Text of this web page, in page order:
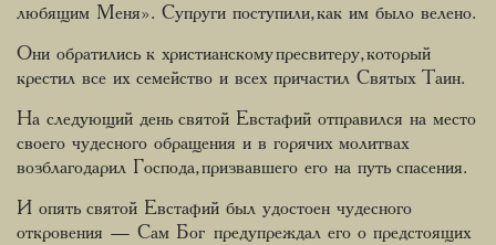
любящим Меня». Супруги поступили, как им было велено.
Они обратились к христианскому пресвитеру, который
крестил все их семейство и всех причастил Святых Таин.
На следующий день святой Евстафий отправился на место
своего чудесного обращения и в горячих молитвах
возблагодарил Господа, призвавшего его на путь спасения.
И опять святой Евстафий был удостоен чудесного
откровения — Сам Бог предупреждал его о предстоящих